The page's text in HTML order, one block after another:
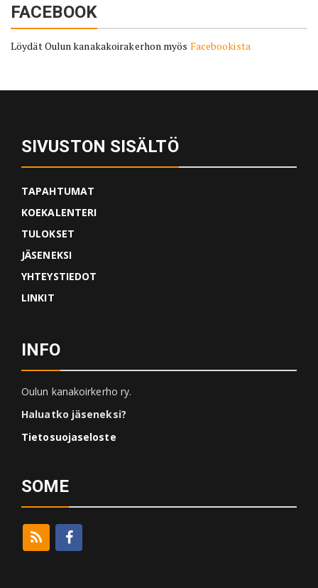
FACEBOOK
Löydät Oulun kanakakoirakerhon myös Facebookista
SIVUSTON SISÄLTÖ
TAPAHTUMAT
KOEKALENTERI
TULOKSET
JÄSENEKSI
YHTEYSTIEDOT
LINKIT
INFO
Oulun kanakoirkerho ry.
Haluatko jäseneksi?
Tietosuojaseloste
SOME